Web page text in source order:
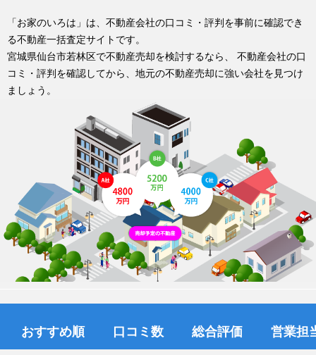
「お家のいろは」は、不動産会社の口コミ・評判を事前に確認でき
る不動産一括査定サイトです。
宮城県仙台市若林区で不動産売却を検討するなら、 不動産会社の口
コミ・評判を確認してから、地元の不動産売却に強い会社を見つけ
ましょう。
おすすめ順 口コミ数 総合評価 営業担